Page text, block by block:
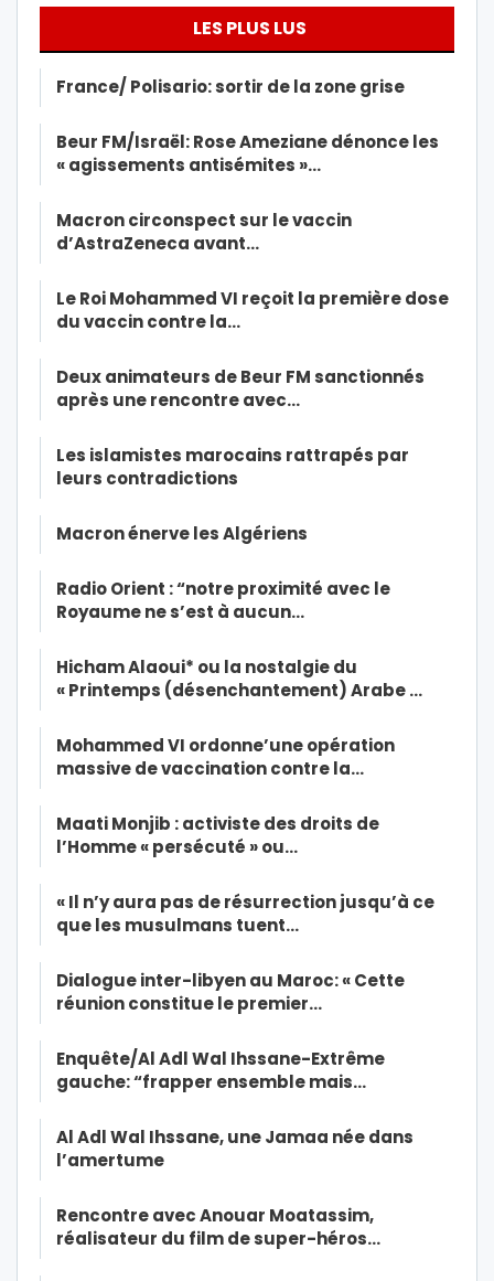
LES PLUS LUS
France/ Polisario: sortir de la zone grise
Beur FM/Israël: Rose Ameziane dénonce les
« agissements antisémites »…
Macron circonspect sur le vaccin
d’AstraZeneca avant…
Le Roi Mohammed VI reçoit la première dose
du vaccin contre la…
Deux animateurs de Beur FM sanctionnés
après une rencontre avec…
Les islamistes marocains rattrapés par
leurs contradictions
Macron énerve les Algériens
Radio Orient : “notre proximité avec le
Royaume ne s’est à aucun…
Hicham Alaoui* ou la nostalgie du
« Printemps (désenchantement) Arabe …
Mohammed VI ordonne’une opération
massive de vaccination contre la…
Maati Monjib : activiste des droits de
l’Homme « persécuté » ou…
« Il n’y aura pas de résurrection jusqu’à ce
que les musulmans tuent…
Dialogue inter-libyen au Maroc: « Cette
réunion constitue le premier…
Enquête/Al Adl Wal Ihssane-Extrême
gauche: “frapper ensemble mais…
Al Adl Wal Ihssane, une Jamaa née dans
l’amertume
Rencontre avec Anouar Moatassim,
réalisateur du film de super-héros…